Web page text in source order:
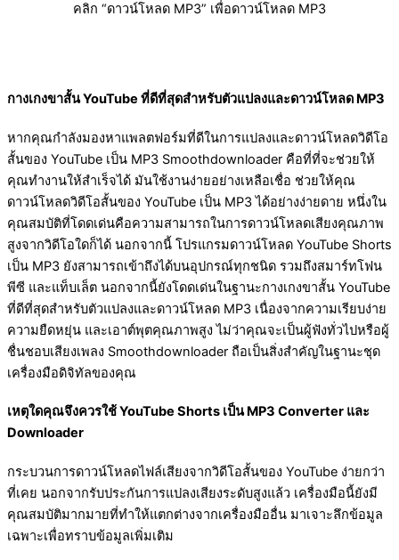
คลิก “ดาวน์โหลด MP3” เพื่อดาวน์โหลด MP3
กางเกงขาสั้น YouTube ที่ดีที่สุดสำหรับตัวแปลงและดาวน์โหลด MP3
หากคุณกำลังมองหาแพลตฟอร์มที่ดีในการแปลงและดาวน์โหลดวิดีโอ
สั้นของ YouTube เป็น MP3 Smoothdownloader คือที่ที่จะช่วยให้
คุณทำงานให้สำเร็จได้ มันใช้งานง่ายอย่างเหลือเชื่อ ช่วยให้คุณ
ดาวน์โหลดวิดีโอสั้นของ YouTube เป็น MP3 ได้อย่างง่ายดาย หนึ่งใน
คุณสมบัติที่โดดเด่นคือความสามารถในการดาวน์โหลดเสียงคุณภาพ
สูงจากวิดีโอใดก็ได้ นอกจากนี้ โปรแกรมดาวน์โหลด YouTube Shorts
เป็น MP3 ยังสามารถเข้าถึงได้บนอุปกรณ์ทุกชนิด รวมถึงสมาร์ทโฟน
พีซี และแท็บเล็ต นอกจากนี้ยังโดดเด่นในฐานะกางเกงขาสั้น YouTube
ที่ดีที่สุดสำหรับตัวแปลงและดาวน์โหลด MP3 เนื่องจากความเรียบง่าย
ความยืดหยุ่น และเอาต์พุตคุณภาพสูง ไม่ว่าคุณจะเป็นผู้ฟังทั่วไปหรือผู้
ชื่นชอบเสียงเพลง Smoothdownloader ถือเป็นสิ่งสำคัญในฐานะชุด
เครื่องมือดิจิทัลของคุณ
เหตุใดคุณจึงควรใช้ YouTube Shorts เป็น MP3 Converter และ
Downloader
กระบวนการดาวน์โหลดไฟล์เสียงจากวิดีโอสั้นของ YouTube ง่ายกว่า
ที่เคย นอกจากรับประกันการแปลงเสียงระดับสูงแล้ว เครื่องมือนี้ยังมี
คุณสมบัติมากมายที่ทำให้แตกต่างจากเครื่องมืออื่น มาเจาะลึกข้อมูล
เฉพาะเพื่อทราบข้อมูลเพิ่มเติม